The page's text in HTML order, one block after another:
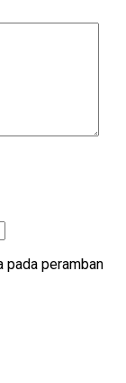
pada peramban